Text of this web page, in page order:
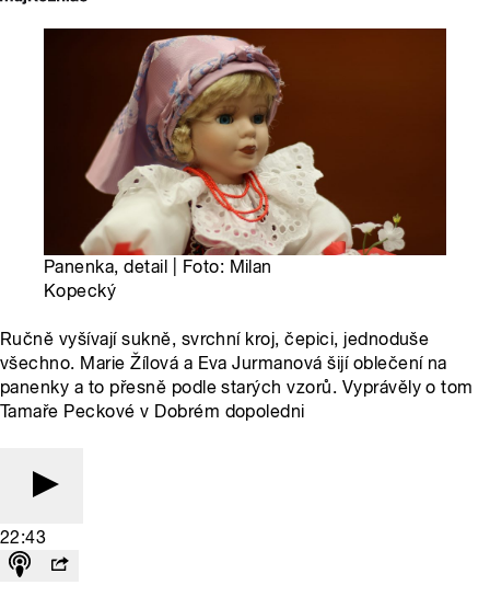
Panenka, detail | Foto: Milan
Kopecký
Ručně vyšívají sukně, svrchní kroj, čepici, jednoduše
všechno. Marie Žílová a Eva Jurmanová šijí oblečení na
panenky a to přesně podle starých vzorů. Vyprávěly o tom
Tamaře Peckové v Dobrém dopoledni
22:43